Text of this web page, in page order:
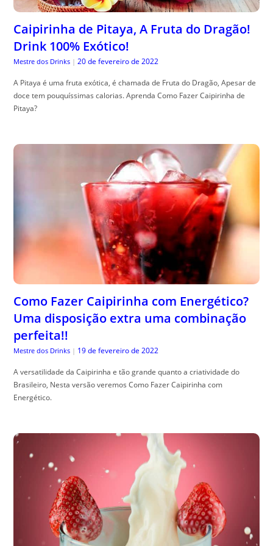
Caipirinha de Pitaya, A Fruta do Dragão!
Drink 100% Exótico!
Mestre dos Drinks | 20 de fevereiro de 2022
A Pitaya é uma fruta exótica, é chamada de Fruta do Dragão, Apesar de
doce tem pouquíssimas calorias. Aprenda Como Fazer Caipirinha de
Pitaya?
Como Fazer Caipirinha com Energético?
Uma disposição extra uma combinação
perfeita!!
Mestre dos Drinks | 19 de fevereiro de 2022
A versatilidade da Caipirinha e tão grande quanto a criatividade do
Brasileiro, Nesta versão veremos Como Fazer Caipirinha com
Energético.